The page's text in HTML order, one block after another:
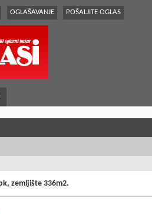
OGLAŠAVANJE POŠALJITE OGLAS
zemljište 336m2.